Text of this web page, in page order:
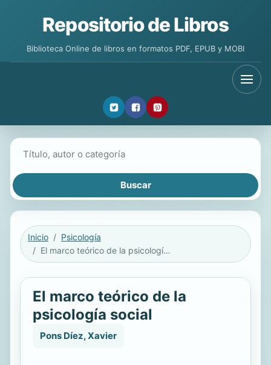
Repositorio de Libros
Biblioteca Online de libros en formatos PDF, EPUB y MOBI
Inicio
Psicología
El marco teórico de la psicología social
El marco teórico de la
psicología social
Pons Díez, Xavier